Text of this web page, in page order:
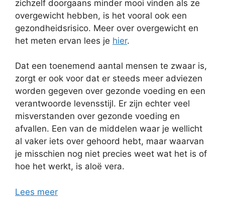
zichzelf doorgaans minder mooi vinden als ze
overgewicht hebben, is het vooral ook een
gezondheidsrisico. Meer over overgewicht en
het meten ervan lees je hier.
Dat een toenemend aantal mensen te zwaar is,
zorgt er ook voor dat er steeds meer adviezen
worden gegeven over gezonde voeding en een
verantwoorde levensstijl. Er zijn echter veel
misverstanden over gezonde voeding en
afvallen. Een van de middelen waar je wellicht
al vaker iets over gehoord hebt, maar waarvan
je misschien nog niet precies weet wat het is of
hoe het werkt, is aloë vera.
Lees meer